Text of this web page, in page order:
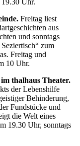
Uhr.
Freitag liest
aus
und sonntags
zum
Freitag und
10 Uhr.
im thalhaus Theater.
der Lebenshilfe
Behinderung,
Fundstücke und
die Welt eines
19.30 Uhr, sonntags